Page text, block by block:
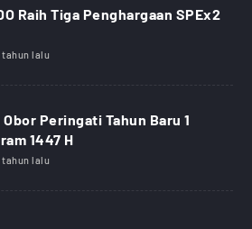
Raih Tiga Penghargaan SPEx2
tahun lalu
Peringati Tahun Baru 1
1447 H
tahun lalu